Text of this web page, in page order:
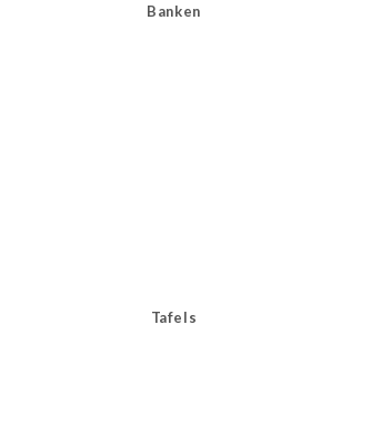
Banken
Tafels